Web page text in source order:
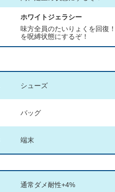
ホワイトジェラシー
味方全員のたいりょくを回復
を呪縛状態にするぞ！
シューズ
バッグ
端末
通常ダメ耐性+4%